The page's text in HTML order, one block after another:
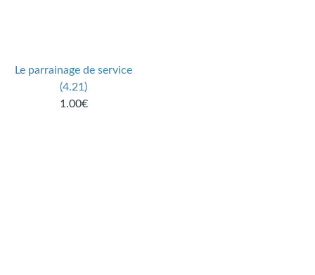
Le parrainage de service
(4.21)
1.00€